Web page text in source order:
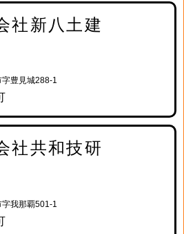
社新八土建
豊見城288-1
社共和技研
我那覇501-1